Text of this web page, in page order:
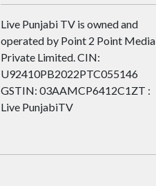
Live Punjabi TV is owned and
operated by Point 2 Point Media
Private Limited. CIN:
U92410PB2022PTC055146
GSTIN: 03AAMCP6412C1ZT :
Live PunjabiTV